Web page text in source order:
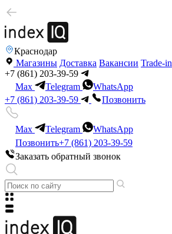
Краснодар
Магазины Доставка Вакансии Trade-in
+7 (861) 203-39-59
Max
Telegram
WhatsApp
+7 (861) 203-39-59
Позвонить
Max Telegram
WhatsApp
Позвонить+7 (861) 203-39-59
Заказать обратный звонок